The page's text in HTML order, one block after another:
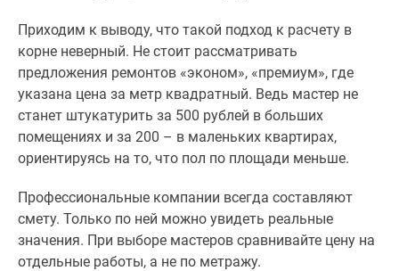
Дзен
Машино-
места
Апартаменты
#траншевая
ипотека
ИТ-
ипотека
Квартиры
Приходим к выводу, что такой подход к расчету в
корне неверный. Не стоит рассматривать
предложения ремонтов «эконом», «премиум», где
указана цена за метр квадратный. Ведь мастер не
станет штукатурить за 500 рублей в больших
помещениях и за 200 – в маленьких квартирах,
ориентируясь на то, что пол по площади меньше.
Профессиональные компании всегда составляют
смету. Только по ней можно увидеть реальные
значения. При выборе мастеров сравнивайте цену на
отдельные работы, а не по метражу.